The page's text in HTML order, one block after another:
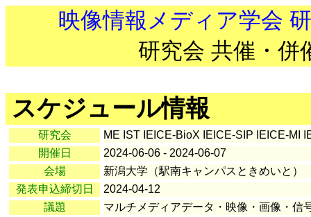
映像情報メディア学会
研究会 共催・併
スケジュール情報
研究会
ME IST IEICE-BioX IEICE-SIP IEICE-MI
開催日
2024-06-06 - 2024-06-07
会場
新潟大学（駅南キャンパスときめいと）
発表申込締切日
2024-04-12
議題
マルチメディアデータ・映像・画像・信